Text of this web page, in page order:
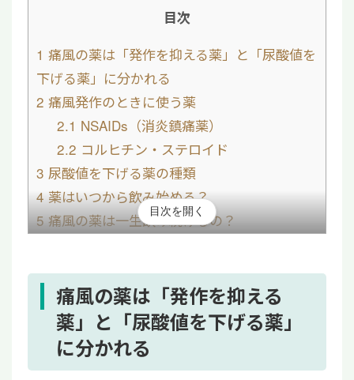
目次
1 痛風の薬は「発作を抑える薬」と「尿酸値を
下げる薬」に分かれる
2 痛風発作のときに使う薬
2.1 NSAIDs（消炎鎮痛薬）
2.2 コルヒチン・ステロイド
3 尿酸値を下げる薬の種類
4薬はいつから飲み始める？
5痛風の薬は一生飲み続けるの？
高尿酸血症を放置するリスク
9 まとめ｜痛風治療は尿酸値管理の継続が重要
目次を開く
痛風の薬は「発作を抑える
薬」と「尿酸値を下げる薬」
に分かれる